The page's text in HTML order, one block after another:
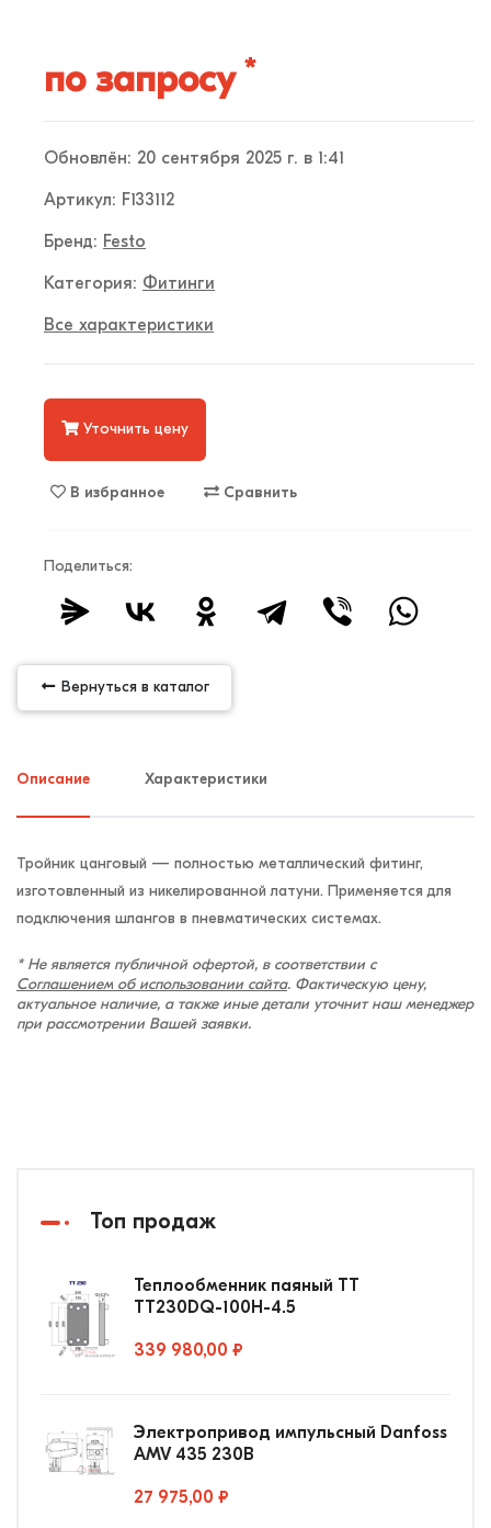
по запросу *
Обновлён: 20 сентября 2025 г. в 1:41
Артикул: F133112
Бренд: Festo
Категория: Фитинги
Все характеристики
Уточнить цену
В избранное Сравнить
Поделиться:
Вернуться в каталог
Описание Характеристики
Тройник цанговый — полностью металлический фитинг,
изготовленный из никелированной латуни. Применяется для
подключения шлангов в пневматических системах.
* Не является публичной офертой, в соответствии с
Соглашением об использовании сайта. Фактическую цену,
актуальное наличие, а также иные детали уточнит наш менеджер
при рассмотрении Вашей заявки.
Топ продаж
Теплообменник паяный ТТ
ТТ230DQ-100Н-4.5
339 980,00 ₽
Электропривод импульсный Danfoss
AMV 435 230В
27 975,00 ₽